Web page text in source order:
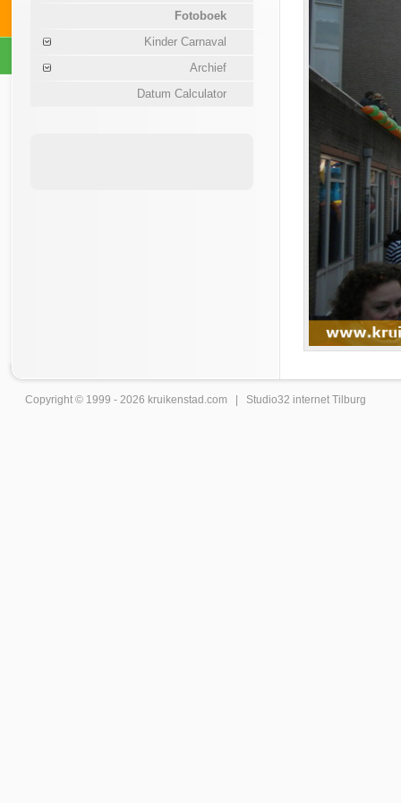
Fotoboek
Kinder Carnaval
Archief
Datum Calculator
Copyright © 1999 - 2026 kruikenstad .com | Studio32 internet Tilburg